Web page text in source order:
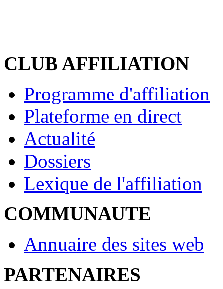
CLUB AFFILIATION
Programme d'affiliation
Plateforme en direct
Actualité
Dossiers
Lexique de l'affiliation
COMMUNAUTE
Annuaire des sites web
PARTENAIRES